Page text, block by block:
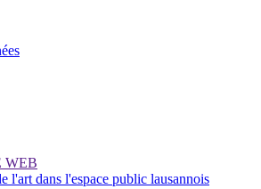
WEB
l'art dans l'espace public lausannois